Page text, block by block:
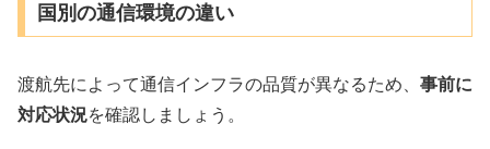
国別の通信環境の違い
渡航先によって通信インフラの品質が異なるため、 事前に
対応状況を確認しましょう。